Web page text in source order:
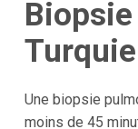
Une biopsie
moins de 45